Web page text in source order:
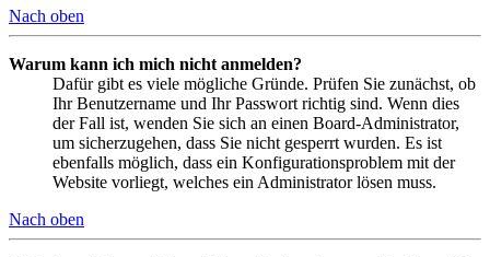
Nach oben
Warum kann ich mich nicht anmelden?
Dafür gibt es viele mögliche Gründe. Prüfen Sie zunächst, ob
Ihr Benutzername und Ihr Passwort richtig sind. Wenn dies
der Fall ist, wenden Sie sich an einen Board-Administrator,
um sicherzugehen, dass Sie nicht gesperrt wurden. Es ist
ebenfalls möglich, dass ein Konfigurationsproblem mit der
Website vorliegt, welches ein Administrator lösen muss.
Nach oben